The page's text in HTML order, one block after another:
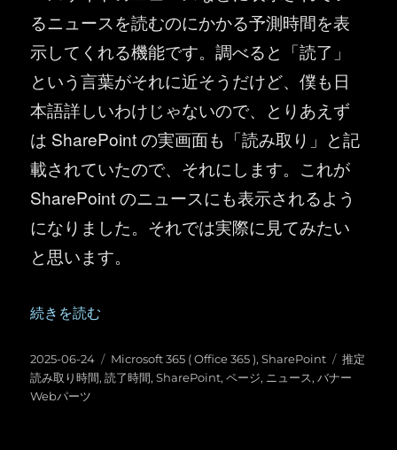
るニュースを読むのにかかる予測時間を表
示してくれる機能です。調べると「読了」
という言葉がそれに近そうだけど、僕も日
本語詳しいわけじゃないので、とりあえず
は SharePoint の実画面も「読み取り」と記
載されていたので、それにします。これが
SharePoint のニュースにも表示されるよう
になりました。それでは実際に見てみたい
と思います。
“SharePoint ：ニュースに推定読み取り時間が表示される
続きを読む
投
稿
日:
2025-06-24
カ
テ
Microsoft 365 ( Office 365 ),SharePoint
タ
グ
推定
読み取り時間,読了時間,SharePoint,ページ, ニュース,バナー
Webパーツ